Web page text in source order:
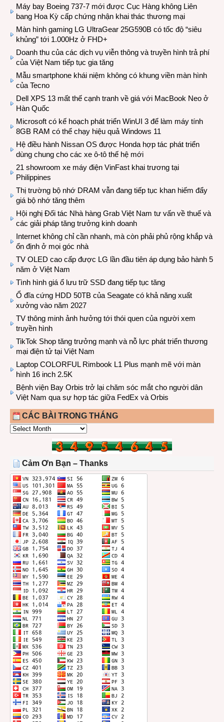
Máy bay Boeing 737-7 mới được Cục Hàng không Liên
bang Hoa Kỳ cấp chứng nhận khai thác thương mại
Màn hình gaming LG UltraGear 25G590B có tốc độ “siêu
khủng” tới 1.000Hz ở FHD+
Doanh thu của các dịch vụ viễn thông và truyền hình trả phí
của Việt Nam tiếp tục gia tăng
Mẫu smartphone khái niệm không có khung viền màn hình
của Tecno
Dell XPS 13 mất thế cạnh tranh về giá với MacBook Neo ở
Hàn Quốc
Microsoft có kế hoạch phát triển WinUI 3 để làm máy tính
8GB RAM có thể chạy hiệu quả Windows 11
Hệ điều hành Nissan OS được Honda hợp tác phát triển
dùng chung cho các xe ô-tô thế hệ mới
21 showroom xe máy điện VinFast khai trương tại
Philippines
Thị trường bộ nhớ DRAM vẫn đang tiếp tục khan hiếm đẩy
giá bộ nhớ tăng thêm
Hội nghị Đối tác Nhà hàng Grab Việt Nam tư vấn về thuế và
các giải pháp tăng trưởng kinh doanh
Internet không chỉ cần nhanh, mà còn phải phủ rộng khắp và
ổn định ở mọi góc nhà
TV OLED cao cấp được LG lần đầu tiên áp dụng bảo hành 5
năm ở Việt Nam
Tình hình giá ổ lưu trữ SSD đang tiếp tục tăng
Ổ đĩa cứng HDD 50TB của Seagate có khả năng xuất
xưởng vào năm 2027
TV thông minh ảnh hưởng tới thói quen của người xem
truyền hình
TikTok Shop tăng trưởng mạnh và nỗ lực phát triển thương
mại điện tử tại Việt Nam
Laptop COLORFUL Rimbook L1 Plus mạnh mẽ với màn
hình 16 inch 2.5K
Bệnh viện Bay Orbis trở lại chăm sóc mắt cho người dân
Việt Nam qua sự hợp tác giữa FedEx và Orbis
CÁC BÀI TRONG THÁNG
CÁC
THÁNG
Cảm Ơn Bạn – Thanks